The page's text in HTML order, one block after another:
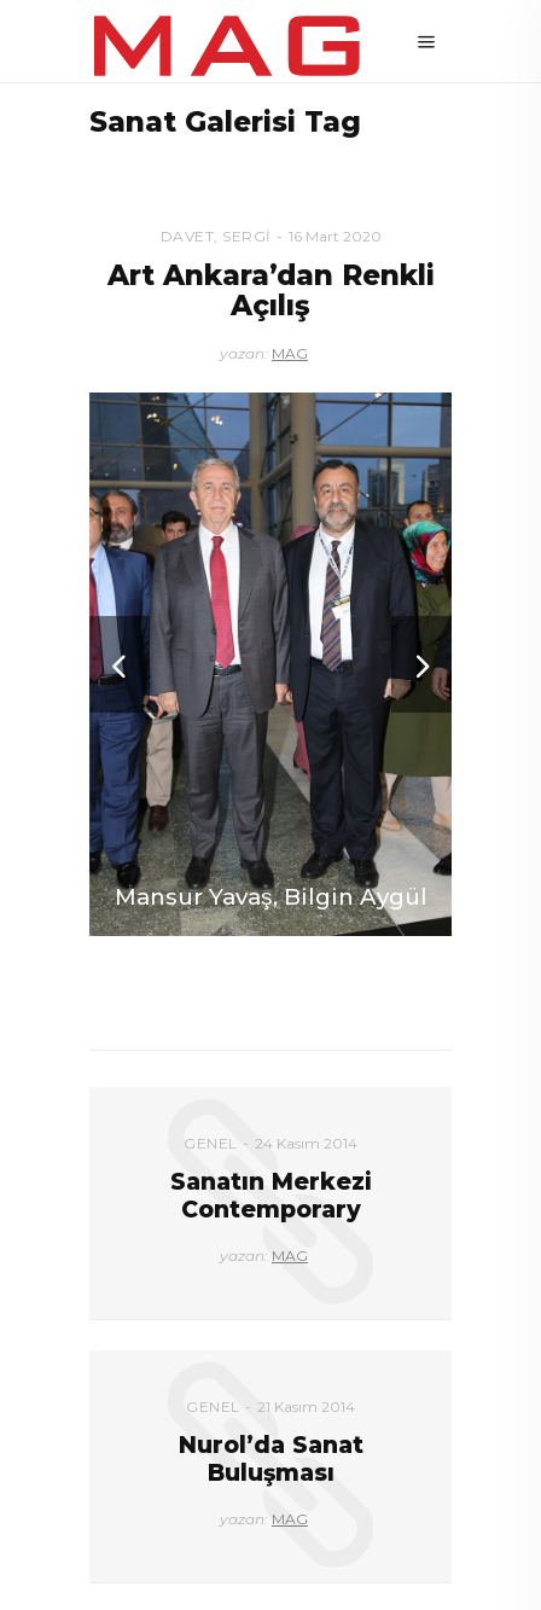
Sanat Galerisi Tag
DAVET, SERGI 16 Mart 2020
Art Ankara’dan Renkli
Açılış
yazan: MAG
Mansur Yavaş, Bilgin Aygül
GENEL 24 Kasım 2014
Sanatın Merkezi
Contemporary
yazan: MAG
GENEL 21 Kasım 2014
Nurol’da Sanat
Buluşması
yazan: MAG